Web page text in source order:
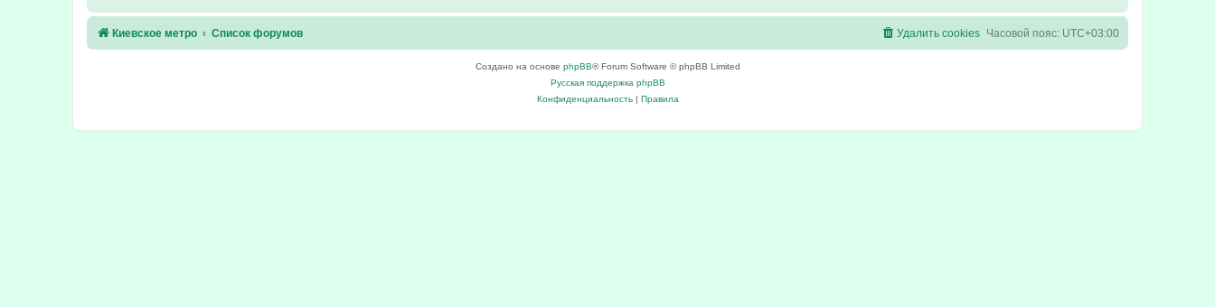
Киевское метро Список форумов Часовой пояс: UTC+03:00
Удалить cookies
Создано на основе phpBB® Forum Software © phpBB Limited
Русская поддержка phpBB
Конфиденциальность| Правила